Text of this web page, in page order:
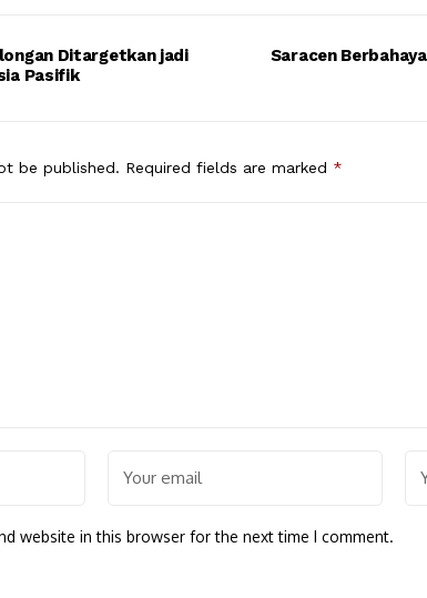
Ditargetkan jadi
Pasifik
Saracen
be published. Required fields are marked *
website in this browser for the next time I comment.